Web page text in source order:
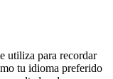
utiliza para recordar
tu idioma preferido